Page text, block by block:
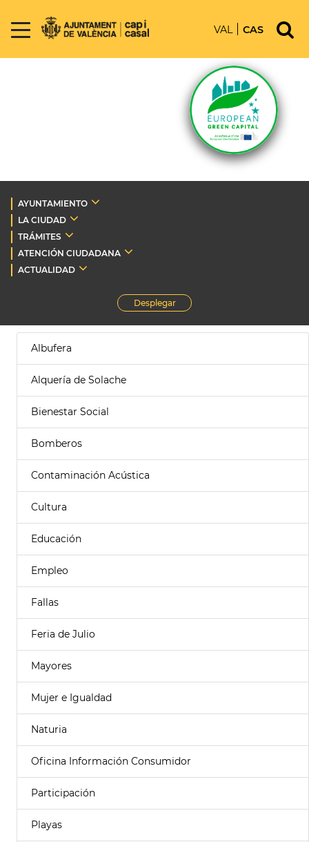
VAL CAS
AYUNTAMIENTO
LA CIUDAD
TRÁMITES
ATENCIÓN CIUDADANA
ACTUALIDAD
Desplegar
Albufera
Alquería de Solache
Bienestar Social
Bomberos
Contaminación Acústica
Cultura
Educación
Empleo
Fallas
Feria de Julio
Mayores
Mujer e Igualdad
Naturia
Oficina Información Consumidor
Participación
Playas